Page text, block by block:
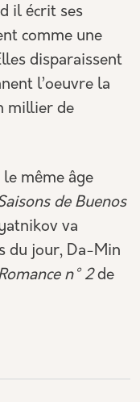
il écrit ses
comme une
disparaissent
l’oeuvre la
millier de
même âge
de Buenos
va
du jour, Da-Min
n° 2de